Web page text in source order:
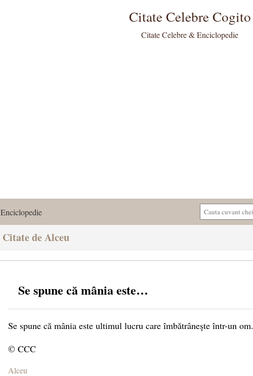
Citate Celebre Cogito
Citate Celebre & Enciclopedie
Enciclopedie
Citate de Alceu
Se spune că mânia este…
Se spune că mânia este ultimul lucru care îmbătrâneşte într-un om.
© CCC
Alceu